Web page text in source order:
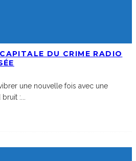
DU CRIME RADIO
vibrer une nouvelle fois avec une
bruit :